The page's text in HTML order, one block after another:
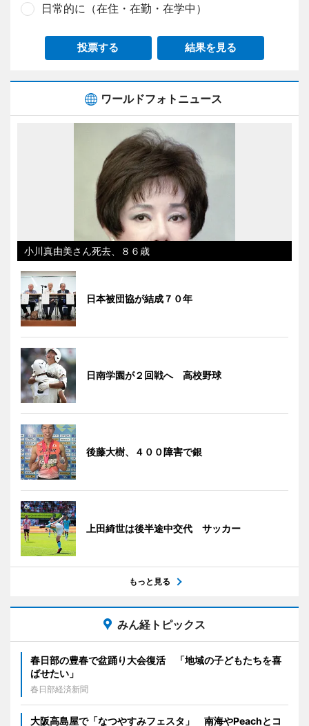
日常的に（在住・在勤・在学中）
投票する 結果を見る
ワールドフォトニュース
小川真由美さん死去、８６歳
日本被団協が結成７０年
日南学園が２回戦へ 高校野球
後藤大樹、４００障害で銀
上田綺世は後半途中交代 サッカー
もっと見る
みん経トピックス
春日部の豊春で盆踊り大会復活 「地域の子どもたちを喜
ばせたい」
春日部経済新聞
大阪高島屋で「なつやすみフェスタ」 南海やPeachとコ